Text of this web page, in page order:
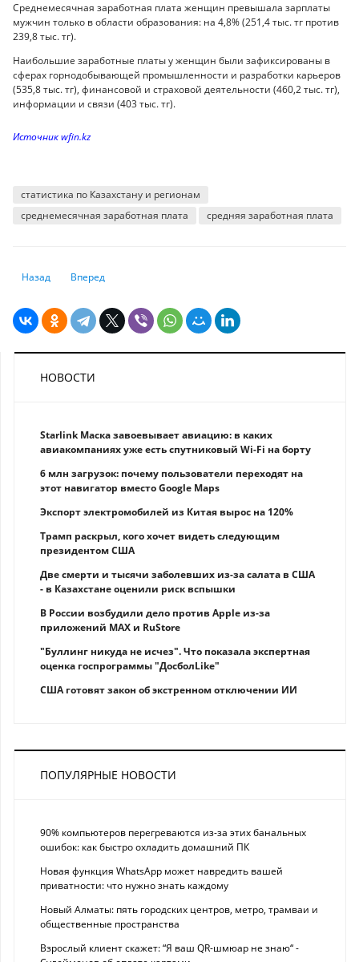
Среднемесячная заработная плата женщин превышала зарплаты
мужчин только в области образования: на 4,8% (251,4 тыс. тг против
239,8 тыс. тг).
Наибольшие заработные платы у женщин были зафиксированы в
сферах горнодобывающей промышленности и разработки карьеров
(535,8 тыс. тг), финансовой и страховой деятельности (460,2 тыс. тг),
информации и связи (403 тыс. тг).
Источник wfin.kz
статистика по Казахстану и регионам
среднемесячная заработная плата
средняя заработная плата
Предыдущий: МТИ и МЦРИАП продемонстрировали наихудшие
Назад Следующий: Казахстан ежегодно закупает бумажной
Вперед
НОВОСТИ
Starlink Маска завоевывает авиацию: в каких
авиакомпаниях уже есть спутниковый Wi-Fi на борту
6 млн загрузок: почему пользователи переходят на
этот навигатор вместо Google Maps
Экспорт электромобилей из Китая вырос на 120%
Трамп раскрыл, кого хочет видеть следующим
президентом США
Две смерти и тысячи заболевших из-за салата в США
- в Казахстане оценили риск вспышки
В России возбудили дело против Apple из-за
приложений MAX и RuStore
"Буллинг никуда не исчез". Что показала экспертная
оценка госпрограммы "ДосболLike"
США готовят закон об экстренном отключении ИИ
ПОПУЛЯРНЫЕ НОВОСТИ
90% компьютеров перегреваются из-за этих банальных
ошибок: как быстро охладить домашний ПК
Новая функция WhatsApp может навредить вашей
приватности: что нужно знать каждому
Новый Алматы: пять городских центров, метро, трамваи и
общественные пространства
Взрослый клиент скажет: “Я ваш QR-шмюар не знаю“ -